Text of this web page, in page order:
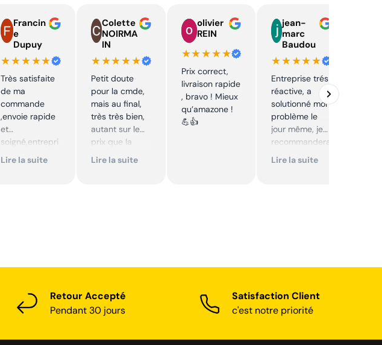
Francin
e
Dupuy
★★★★★
Très satisfaite
de ma
commande
,envoie rapide
et
soigné,entrepri
se sérieuse
Lire la suite
Colette
NOIRMA
IN
★★★★★
Petit doute
pour la cmde,
mais au final,
très très bien,
autant sur le
prix que la
qualité sur le
Lire la suite
olivier
REIN
★★★★★
Prix correct,
livraison rapide
, bravo ! Mieux
qu’amazone !
💪👍
jean-
marc
Baudou
★★★★★
Entreprise trés
réactive, a
solutionné mon
problème le
jour même, je
recommandera
i. Articles bien
Lire la suite
Retour Accepté
Pendant 30 jours
Satisfaction Client
c'est notre priorité